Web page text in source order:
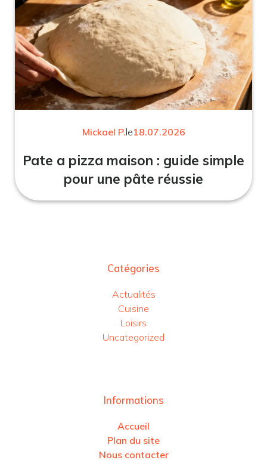
Mickael P.le18.07.2026
Pate a pizza maison : guide simple
pour une pâte réussie
Catégories
Actualités
Cuisine
Loisirs
Uncategorized
Informations
Accueil
Plan du site
Nous contacter